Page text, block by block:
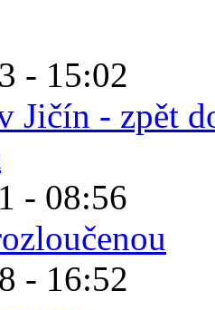
- 15:02
Jičín - zpět
- 08:56
- 16:52